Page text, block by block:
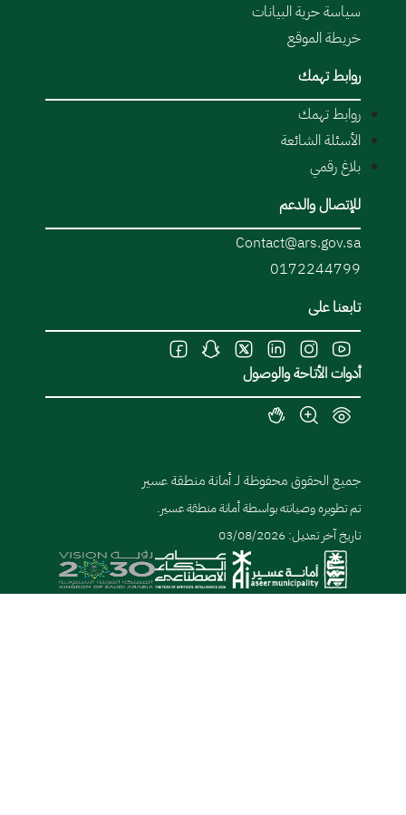
سياسة حرية البيانات
خريطة الموقع
روابط تهمك
روابط تهمك
الأسئلة الشائعة
بلاغ رقمي
للإتصال والدعم
Contact@ars.gov.sa
0172244799
تابعنا على
أدوات الأتاحة والوصول
جميع الحقوق محفوظة لـ أمانة منطقة عسير
تم تطويره وصيانته بواسطة أمانة منطقة عسير.
تاريخ آخر تعديل: 03/08/2026